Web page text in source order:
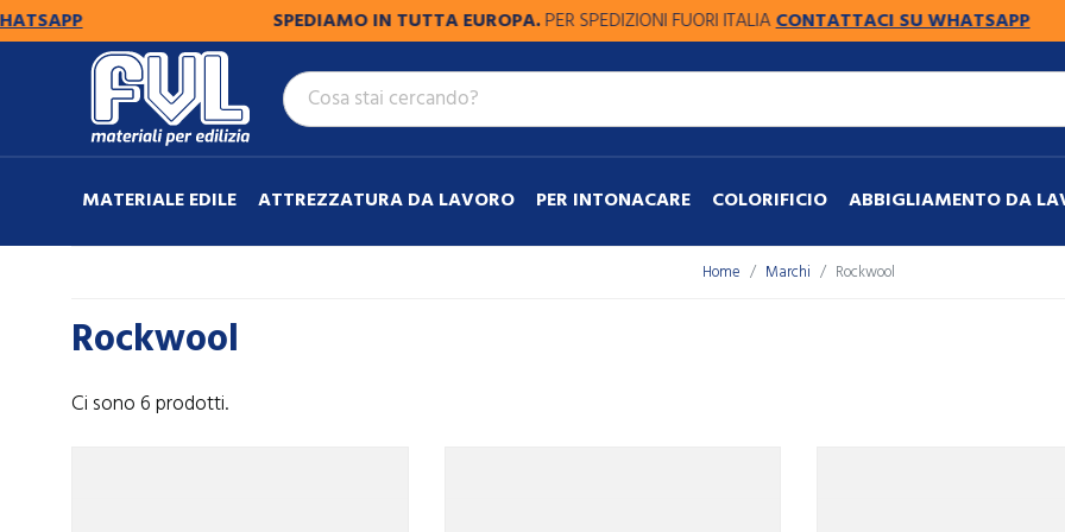
SPEDIAMO IN TUTTA EUROPA.PER SPEDIZIONI FUORI ITALIACONTATTACI SU WHATSAPP
MATERIALE EDILE ATTREZZATURA DA LAVORO PER INTONACARE COLORIFICIO ABBIGLIAMENTO DA
Home Marchi Rockwool
Rockwool
Ci sono 6 prodotti.